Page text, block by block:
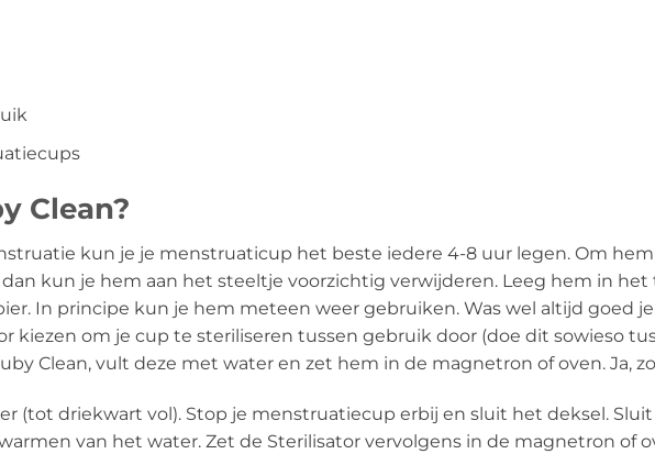
Clean?
kun je je menstruaticup het beste iedere 4-8 uur legen. Om
kun je hem aan het steeltje voorzichtig verwijderen. Leeg hem in
In principe kun je hem meteen weer gebruiken. Was wel altijd goed
kiezen om je cup te steriliseren tussen gebruik door (doe dit sowieso
Clean, vult deze met water en zet hem in de magnetron of oven. Ja,
(tot driekwart vol). Stop je menstruatiecup erbij en sluit het deksel.
van het water. Zet de Sterilisator vervolgens in de magnetron of